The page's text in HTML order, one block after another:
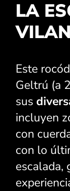
LA
Este
Geltrú (a
sus
incluyen
con
con lo
escalada,
Marketing
intereses y
nuestro sitio,
aumenta sus
posibilidades de
contenido
personalizado.